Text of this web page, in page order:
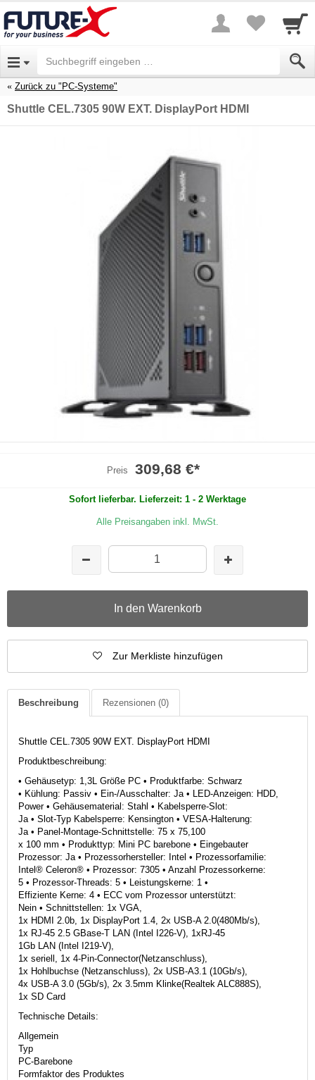
Zurück zu "PC-Systeme"
Shuttle CEL.7305 90W EXT. DisplayPort HDMI
Preis 309,68 €*
Sofort lieferbar. Lieferzeit: 1 - 2 Werktage
Alle Preisangaben inkl. MwSt.
In den Warenkorb
Zur Merkliste hinzufügen
Beschreibung Rezensionen (0)
Shuttle CEL.7305 90W EXT. DisplayPort HDMI
Produktbeschreibung:
• Gehäusetyp: 1,3L Größe PC • Produktfarbe: Schwarz
• Kühlung: Passiv • Ein-/Ausschalter: Ja • LED-Anzeigen: HDD,
Power • Gehäusematerial: Stahl • Kabelsperre-Slot:
Ja • Slot-Typ Kabelsperre: Kensington • VESA-Halterung:
Ja • Panel-Montage-Schnittstelle: 75 x 75,100
x 100 mm • Produkttyp: Mini PC barebone • Eingebauter
Prozessor: Ja • Prozessorhersteller: Intel • Prozessorfamilie:
Intel® Celeron® • Prozessor: 7305 • Anzahl Prozessorkerne:
5 • Prozessor-Threads: 5 • Leistungskerne: 1 •
Effiziente Kerne: 4 • ECC vom Prozessor unterstützt:
Nein • Schnittstellen: 1x VGA,
1x HDMI 2.0b, 1x DisplayPort 1.4, 2x USB-A 2.0(480Mb/s),
1x RJ-45 2.5 GBase-T LAN (Intel I226-V), 1xRJ-45
1Gb LAN (Intel I219-V),
1x seriell, 1x 4-Pin-Connector(Netzanschluss),
1x Hohlbuchse (Netzanschluss), 2x USB-A3.1 (10Gb/s),
4x USB-A 3.0 (5Gb/s), 2x 3.5mm Klinke(Realtek ALC888S),
1x SD Card
Technische Details:
Allgemein
Typ
PC-Barebone
Formfaktor des Produktes